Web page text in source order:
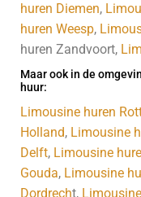
huren Diemen,
huren Weesp,
huren Zandvoort,
Maar ook in de
huur:
Limousine huren
Holland, Limousine
Delft, Limousine
Gouda, Limousine
Dordrecht,